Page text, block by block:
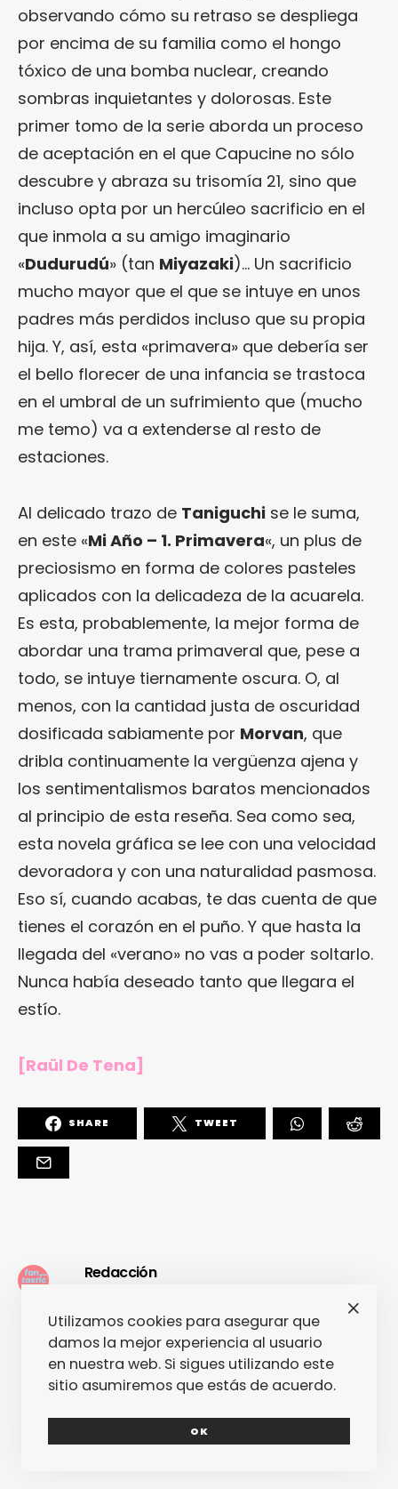
observando cómo su retraso se despliega
por encima de su familia como el hongo
tóxico de una bomba nuclear, creando
sombras inquietantes y dolorosas. Este
primer tomo de la serie aborda un proceso
de aceptación en el que Capucine no sólo
descubre y abraza su trisomía 21, sino que
incluso opta por un hercúleo sacrificio en el
que inmola a su amigo imaginario
«Dudurudú» (tan Miyazaki)… Un sacrificio
mucho mayor que el que se intuye en unos
padres más perdidos incluso que su propia
hija. Y, así, esta «primavera» que debería ser
el bello florecer de una infancia se trastoca
en el umbral de un sufrimiento que (mucho
me temo) va a extenderse al resto de
estaciones.
Al delicado trazo de Taniguchi se le suma,
en este «Mi Año – 1. Primavera«, un plus de
preciosismo en forma de colores pasteles
aplicados con la delicadeza de la acuarela.
Es esta, probablemente, la mejor forma de
abordar una trama primaveral que, pese a
todo, se intuye tiernamente oscura. O, al
menos, con la cantidad justa de oscuridad
dosificada sabiamente por Morvan, que
dribla continuamente la vergüenza ajena y
los sentimentalismos baratos mencionados
al principio de esta reseña. Sea como sea,
esta novela gráfica se lee con una velocidad
devoradora y con una naturalidad pasmosa.
Eso sí, cuando acabas, te das cuenta de que
tienes el corazón en el puño. Y que hasta la
llegada del «verano» no vas a poder soltarlo.
Nunca había deseado tanto que llegara el
estío.
[Raül De Tena]
SHARE TWEET
Redacción
La redacción de fantasticmag.es al
completo... Cualquiera de nosotros
puede haber escrito este post, pero
seguro que el que lo ha escrito lo ha
hecho con mucho amor.
Utilizamos cookies para asegurar que
damos la mejor experiencia al usuario
en nuestra web. Si sigues utilizando este
sitio asumiremos que estás de acuerdo.
OK